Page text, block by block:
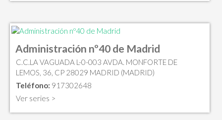
Administración nº40 de Madrid
C.C.LA VAGUADA L-0-003 AVDA. MONFORTE DE
LEMOS, 36, CP 28029 MADRID (MADRID)
Teléfono: 917302648
Ver series >